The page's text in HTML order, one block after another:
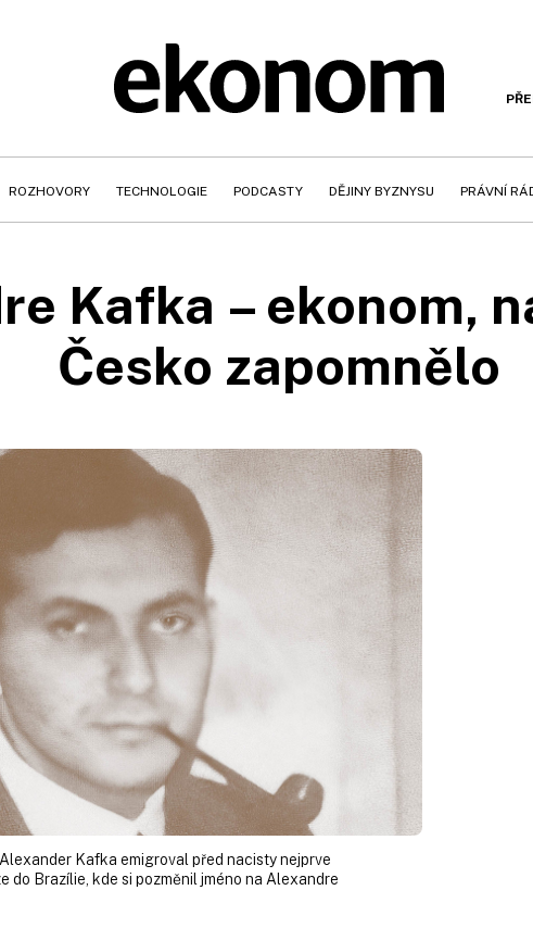
ROZHOVORY TECHNOLOGIE PODCASTY DĚJINY BYZNYSU PRÁVNÍ
Kafka – ekonom,
Česko zapomnělo
Kafka emigroval před nacisty nejprve
do Brazílie, kde si pozměnil jméno na Alexandre